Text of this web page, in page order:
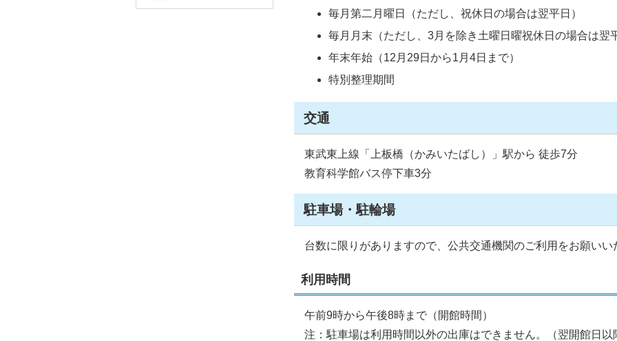
毎月第二月曜日（ただし、祝休日の場合は翌平日）
毎月月末（ただし、3月を除き土曜日曜祝休日の場合は翌
年末年始（12月29日から1月4日まで）
特別整理期間
交通
東武東上線「上板橋（かみいたばし）」駅から 徒歩7分
教育科学館バス停下車3分
駐車場・駐輪場
台数に限りがありますので、公共交通機関のご利用をお願いい
利用時間
午前9時から午後8時まで（開館時間）
注：駐車場は利用時間以外の出庫はできません。（翌開館日